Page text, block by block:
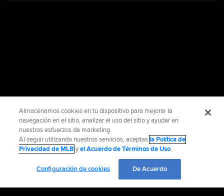
Almacenamos cookies en tu dispositivo para mejorar la
navegación en el sitio, analizar el uso del sitio y ayudar en
nuestros esfuerzos de marketing.
Al seguir utilizando nuestros servicios, aceptasla Política de
Privacidad de MLB yel Acuerdo de Términos de Uso.
Configuración de cookies De Acuerdo